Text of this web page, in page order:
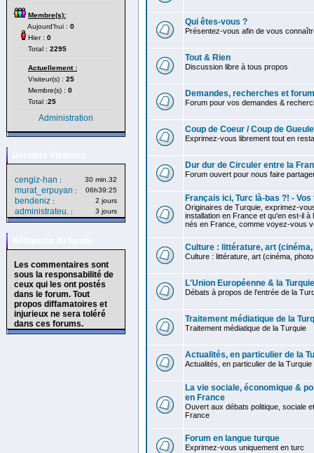
Membre(s):
Aujourd'hui : 0
Hier : 0
Total : 2295
Actuellement :
Visiteur(s) : 25
Membre(s) : 0
Total :25
Administration
cengiz-han : 30 min.32
murat_erpuyan : 06h39:25
bendeniz : 2 jours
administrateu. : 3 jours
Les commentaires sont
sous la responsabilité de
ceux qui les ont postés
dans le forum. Tout
propos diffamatoires et
injurieux ne sera toléré
dans ces forums.
Qui êtes-vous ?
Présentez-vous afin de vous
Tout & Rien
Discussion libre à tous propos
Demandes, recherches et
Forum pour vos demandes &
Coup de Coeur / Coup de Gueule
Exprimez-vous librement tout en
Dur dur de Circuler entre la
Forum ouvert pour nous faire
Français ici, Turc là-bas ?! -
Originaires de Turquie, exprimez-
installation en France et qu'en est-il
nés en France, comme voyez-vous
Culture : littérature, art
Culture : littérature, art (cinéma,
L'Union Européenne & la Turquie
Débats à propos de l'entrée de la
Traitement médiatique de la
Traitement médiatique de la Turquie
Actualités, en particulier de la
Actualités, en particulier de la Turquie
La vie sociale, économique &
en France
Ouvert aux débats politique, sociale
France
Forum en langue turque
Exprimez-vous uniquement en turc